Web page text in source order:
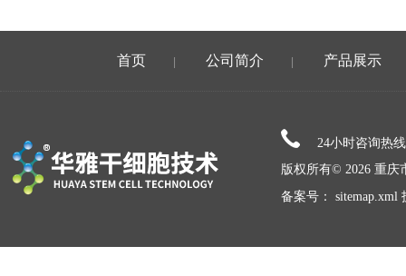
首页 公司简介 产品展示
24小时咨询热
版权所有© 2026 重庆
备案号：
sitemap.xml